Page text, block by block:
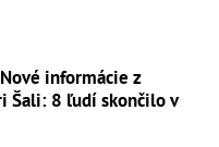
informácie z
Šali: 8 ľudí skončilo v